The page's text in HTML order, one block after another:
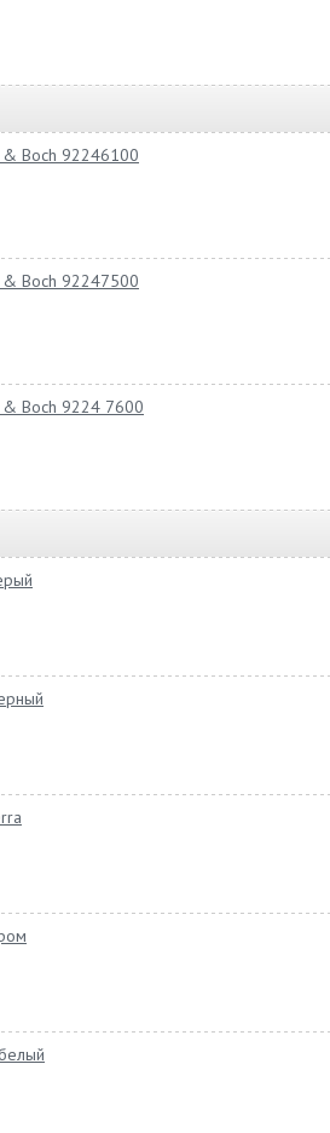
& Boch 92246100
& Boch 92247500
& Boch 9224 7600